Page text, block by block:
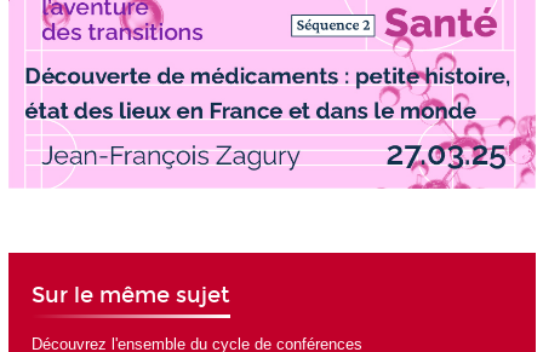
Sur le même sujet
Découvrez l'ensemble du cycle de conférences